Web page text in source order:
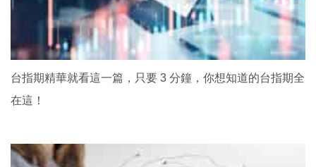
台指期精華就看這一篇，只要 3 分鐘，你想知道的台指期全
在這！